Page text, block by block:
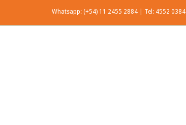
Whatsapp: (+54) 11 2455 2884 | Tel: 4552 0384